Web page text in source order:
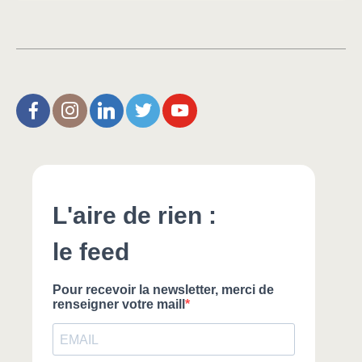
L’Aire de Rien (facebook)
Christophe Noisette (instagram)
Christophe Noisette (Linkedin)
Christophe Noisette (X | Twitter)
L’Aire de Rien (You Tube)